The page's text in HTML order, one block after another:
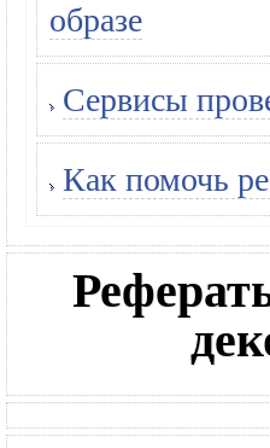
образе
Сервисы
Как помочь